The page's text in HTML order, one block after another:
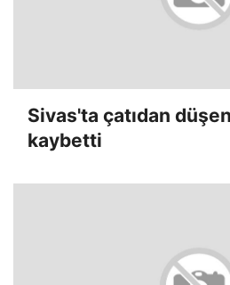
Sivas'ta çatıdan
kaybetti